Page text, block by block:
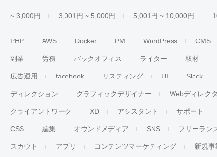
~ 3,000円 3,001円 ~ 5,000円 5,001円 ~ 10,000円
PHP AWS Docker PM WordPress CMS
副業 労務 バックオフィス ライター 取材
広告運用 facebook リスティング UI Slack
ディレクション グラフィックデザイナー Webディレク
クライアントワーク XD アシスタント サポート
CSS 編集 オウンドメディア SNS フリーラン
スカウト アプリ コンテンツマーケティング 新規事